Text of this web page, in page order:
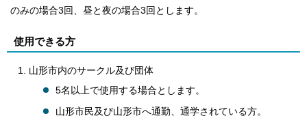
のみの場合3回、昼と夜の場合3回とします。
使用できる方
山形市内のサークル及び団体
5名以上で使用する場合とします。
山形市民及び山形市へ通勤、通学されている方。